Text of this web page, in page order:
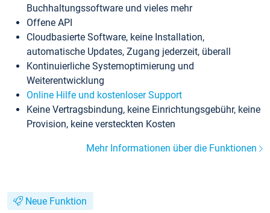
Buchhaltungssoftware und vieles mehr
Offene API
Cloudbasierte Software, keine Installation,
automatische Updates, Zugang jederzeit, überall
Kontinuierliche Systemoptimierung und
Weiterentwicklung
Online Hilfe und kostenloser Support
Keine Vertragsbindung, keine Einrichtungsgebühr, keine
Provision, keine versteckten Kosten
Mehr Informationen über die Funktionen
Neue Funktion